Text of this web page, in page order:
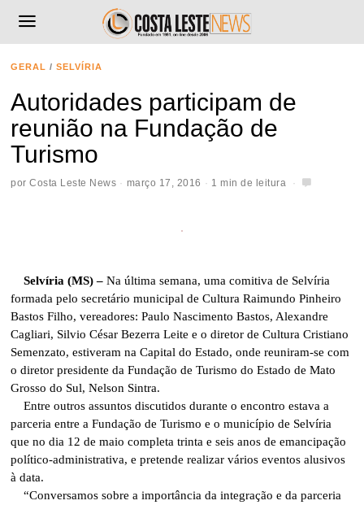
GERAL / SELVÍRIA
Autoridades participam de
reunião na Fundação de
Turismo
porCosta Leste News março 17, 2016 1 min de leitura
Selvíria (MS) –Na última semana, uma comitiva de Selvíria
formada pelo secretário municipal de Cultura Raimundo Pinheiro
Bastos Filho, vereadores: Paulo Nascimento Bastos, Alexandre
Cagliari, Silvio César Bezerra Leite e o diretor de Cultura Cristiano
Semenzato, estiveram na Capital do Estado, onde reuniram-se com
o diretor presidente da Fundação de Turismo do Estado de Mato
Grosso do Sul, Nelson Sintra.
Entre outros assuntos discutidos durante o encontro estava a
parceria entre a Fundação de Turismo e o município de Selvíria
que no dia 12 de maio completa trinta e seis anos de emancipação
político-administrativa, e pretende realizar vários eventos alusivos
à data.
“Conversamos sobre a importância da integração e da parceria